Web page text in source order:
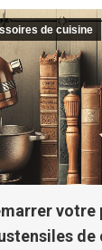
de cuisine
votre